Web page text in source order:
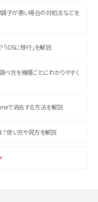
調子が悪い場合の対処法などを
iOSに移行」を解説
べ方を機種ごとにわかりやすく
で消去する方法を解説
？使い方や見方を解説
方を解説